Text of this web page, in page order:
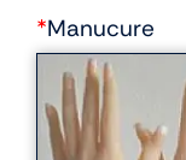
*Manucure